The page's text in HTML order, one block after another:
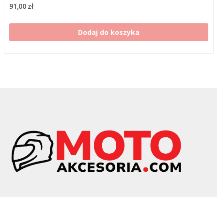
91,00 zł
Dodaj do koszyka